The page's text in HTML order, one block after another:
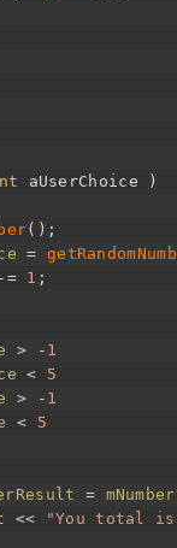
aUserChoice
)
( ) ;
=
-= 1 ;
> - 1
<
5
> - 1
<
5
=
<< "You total